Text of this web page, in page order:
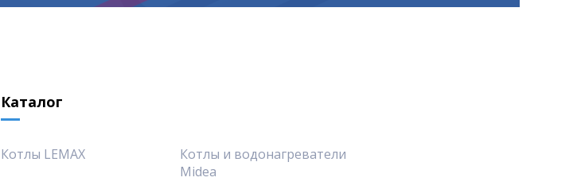
Каталог
Котлы LEMAX
Котлы и водонагреватели
Midea